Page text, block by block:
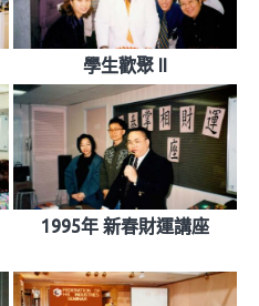
學生歡聚 II
1995年 新春財運講座